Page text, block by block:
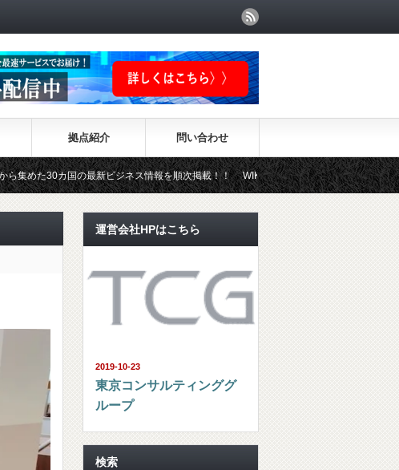
拠点紹介 問い合わせ
国の最新ビジネス情報を順次掲載！！ WIKI-INVESTMENTはこちらから！
運営会社HPはこちら
2019-10-23
東京コンサルティンググ
ループ
検索